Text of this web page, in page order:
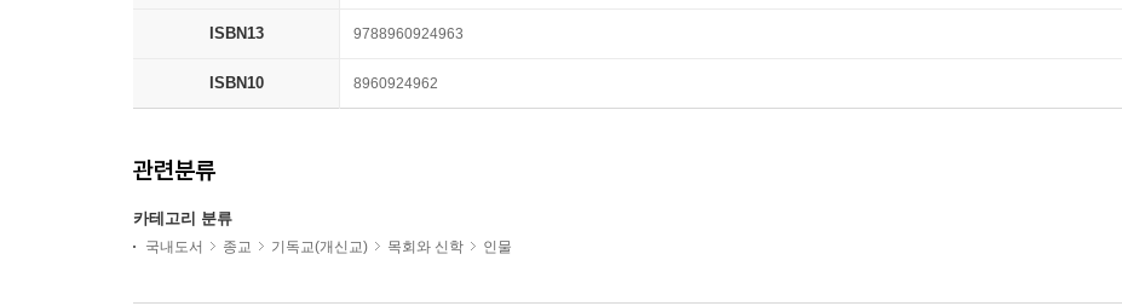
ISBN13 9788960924963
ISBN10 8960924962
관련분류
카테고리 분류
국내도서 종교 기독교(개신교) 목회와 신학 인물